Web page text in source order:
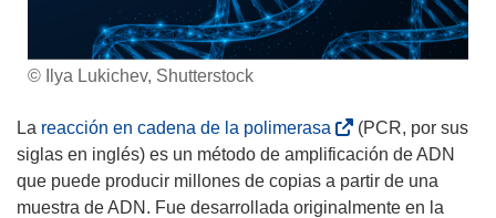
© Ilya Lukichev, Shutterstock
La reacción en cadena de la polimerasa
s
e
a
(PCR, por sus
siglas en inglés) es un método de amplificación de ADN
que puede producir millones de copias a partir de una
muestra de ADN. Fue desarrollada originalmente en la